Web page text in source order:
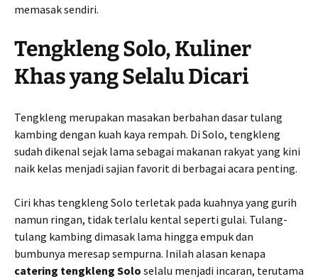
memasak sendiri.
Tengkleng Solo, Kuliner
Khas yang Selalu Dicari
Tengkleng merupakan masakan berbahan dasar tulang
kambing dengan kuah kaya rempah. Di Solo, tengkleng
sudah dikenal sejak lama sebagai makanan rakyat yang kini
naik kelas menjadi sajian favorit di berbagai acara penting.
Ciri khas tengkleng Solo terletak pada kuahnya yang gurih
namun ringan, tidak terlalu kental seperti gulai. Tulang-
tulang kambing dimasak lama hingga empuk dan
bumbunya meresap sempurna. Inilah alasan kenapa
catering tengkleng Solo selalu menjadi incaran, terutama